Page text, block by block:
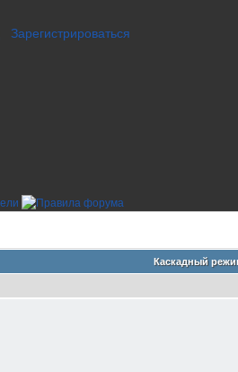
Зарегистрироваться
Каскадный